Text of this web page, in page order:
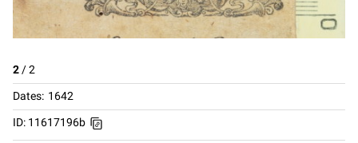
2/2
Dates 1642
ID: 11617196b